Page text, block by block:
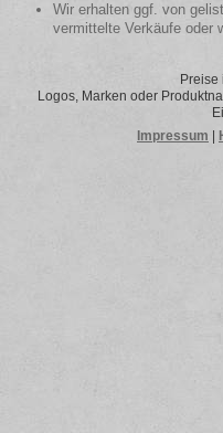
Wir erhalten ggf. von
vermittelte Verkäufe oder
Preise
Logos, Marken oder
Impressum